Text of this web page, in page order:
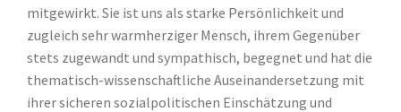
mitgewirkt. Sie ist uns als starke Persönlichkeit und
zugleich sehr warmherziger Mensch, ihrem Gegenüber
stets zugewandt und sympathisch, begegnet und hat die
thematisch-wissenschaftliche Auseinandersetzung mit
ihrer sicheren sozialpolitischen Einschätzung und